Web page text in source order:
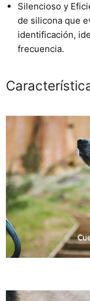
Silencioso y
de silicona que
identificación,
frecuencia.